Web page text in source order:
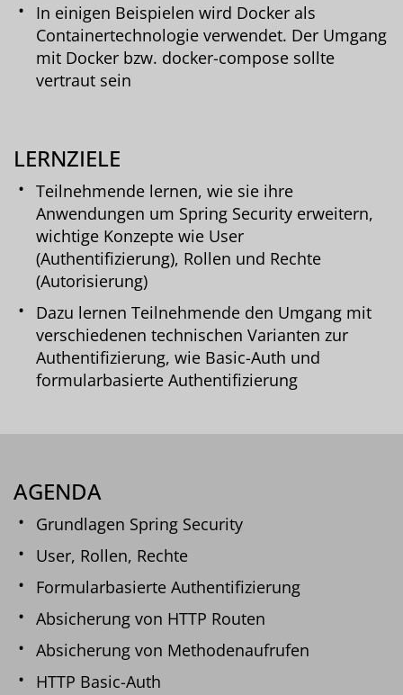
In einigen Beispielen wird Docker als
Containertechnologie verwendet. Der Umgang
mit Docker bzw. docker-compose sollte
vertraut sein
LERNZIELE
Teilnehmende lernen, wie sie ihre
Anwendungen um Spring Security erweitern,
wichtige Konzepte wie User
(Authentifizierung), Rollen und Rechte
(Autorisierung)
Dazu lernen Teilnehmende den Umgang mit
verschiedenen technischen Varianten zur
Authentifizierung, wie Basic-Auth und
formularbasierte Authentifizierung
AGENDA
Grundlagen Spring Security
User, Rollen, Rechte
Formularbasierte Authentifizierung
Absicherung von HTTP Routen
Absicherung von Methodenaufrufen
HTTP Basic-Auth